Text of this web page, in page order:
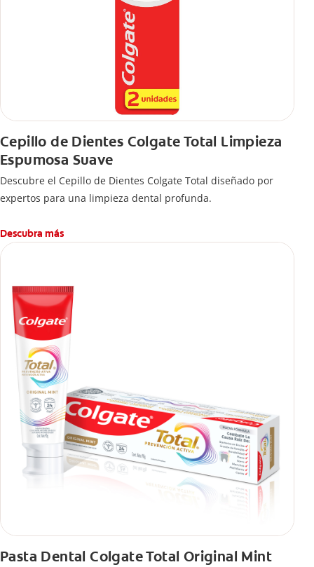
Cepillo de Dientes Colgate Total Limpieza
Espumosa Suave
Descubre el Cepillo de Dientes Colgate Total diseñado por
expertos para una limpieza dental profunda.
Descubra más
Pasta Dental Colgate Total Original Mint